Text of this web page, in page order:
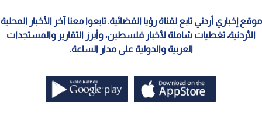
موقع إخباري أردني تابع لقناة رؤيا الفضائية. تابعوا معنا آخر الأخبار المحلية
الأردنية، تغطيات شاملة لأخبار فلسطين، وأبرز التقارير والمستجدات
العربية والدولية على مدار الساعة.